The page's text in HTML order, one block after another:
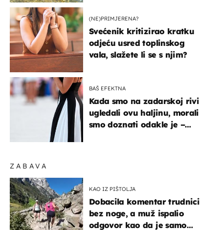
ZABAVA
KAO IZ PIŠTOLJA
Dobacila komentar trudnici
bez noge, a muž ispalio
odgovor kao da je samo
(NE)PRIMJERENA?
Svećenik kritizirao kratku
odjeću usred toplinskog
vala, slažete li se s njim?
BAŠ EFEKTNA
Kada smo na zadarskoj rivi
ugledali ovu haljinu, morali
smo doznati odakle je –